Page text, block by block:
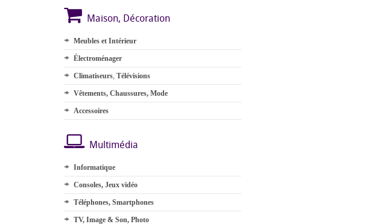
Maison, Décoration
Meubles et Intérieur
Électroménager
Climatiseurs, Télévisions
Vêtements, Chaussures, Mode
Accessoires
Multimédia
Informatique
Consoles, Jeux vidéo
Téléphones, Smartphones
TV, Image & Son, Photo